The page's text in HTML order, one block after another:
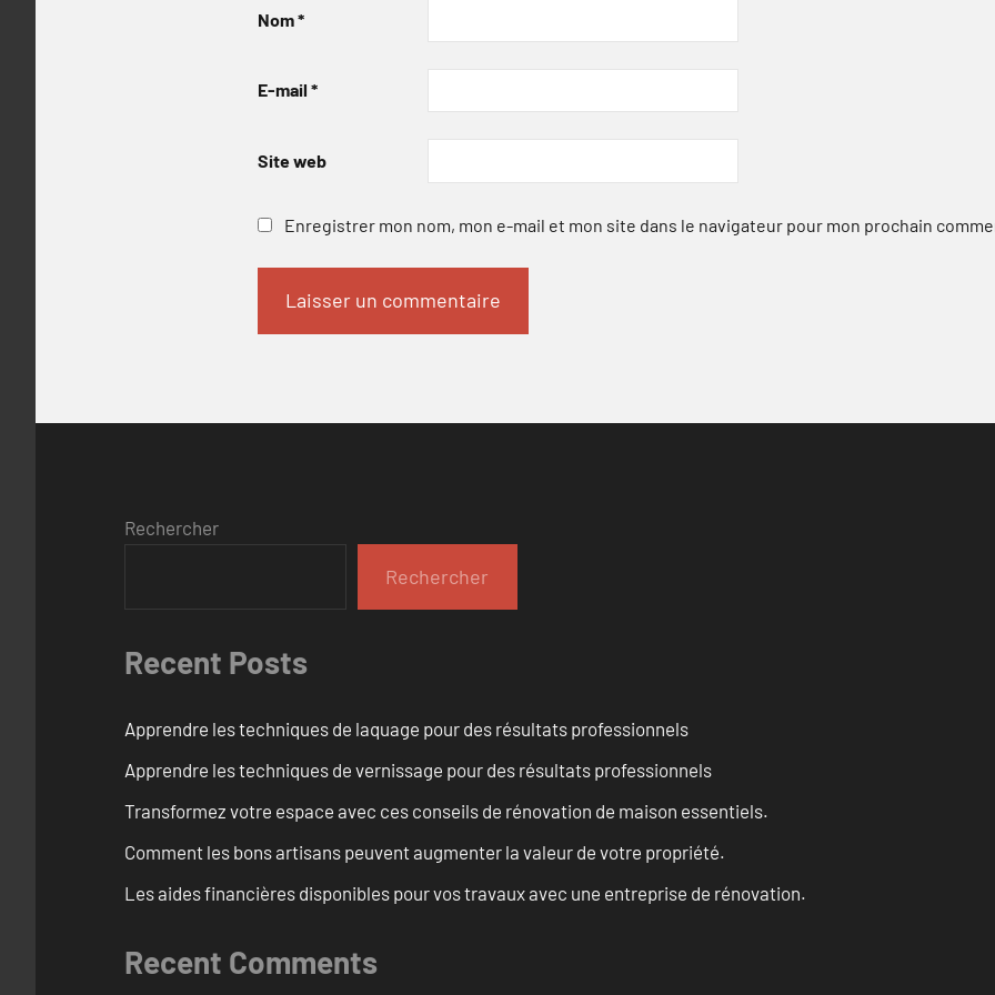
Nom*
E-mail *
Site web
Enregistrer mon nom, mon e-mail et mon site dans le navigateur pour mon prochain
Rechercher
Rechercher
Recent Posts
Apprendre les techniques de laquage pour des résultats professionnels
Apprendre les techniques de vernissage pour des résultats professionnels
Transformez votre espace avec ces conseils de rénovation de maison essentiels.
Comment les bons artisans peuvent augmenter la valeur de votre propriété.
Les aides financières disponibles pour vos travaux avec une entreprise de rénovation.
Recent Comments